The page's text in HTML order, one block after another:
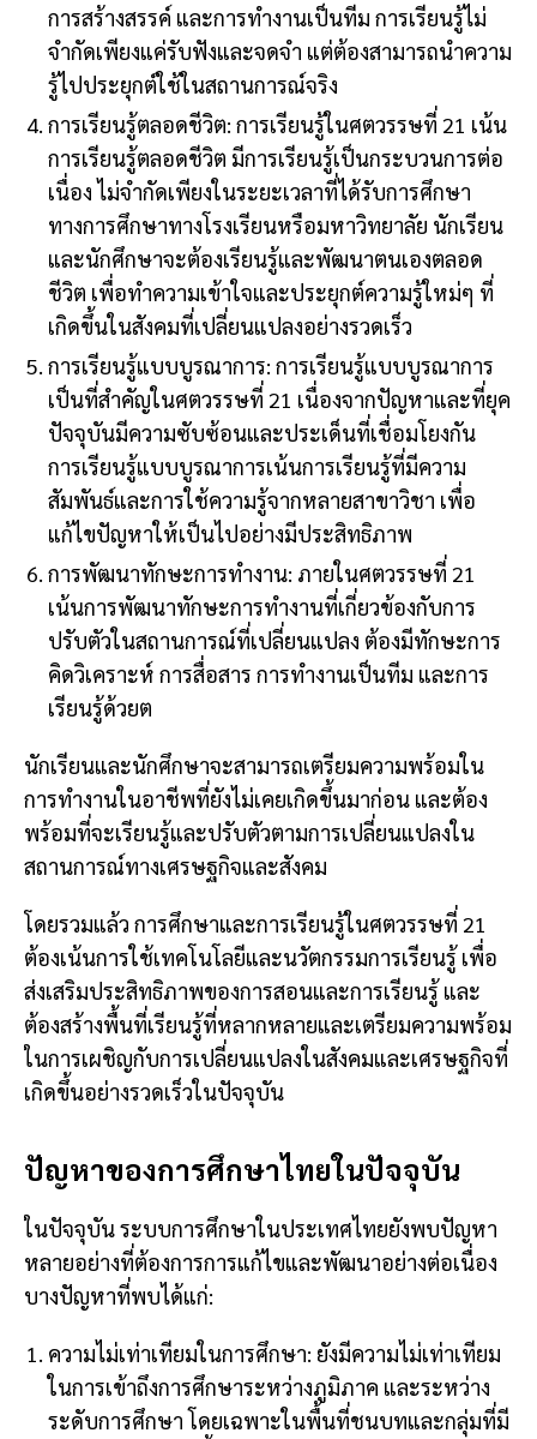
การสร้างสรรค์ และการทำงานเป็นทีม การเรียนรู้ไม่
จำกัดเพียงแค่รับฟังและจดจำ แต่ต้องสามารถนำความ
รู้ไปประยุกต์ใช้ในสถานการณ์จริง
การเรียนรู้ตลอดชีวิต: การเรียนรู้ในศตวรรษที่ 21 เน้น
การเรียนรู้ตลอดชีวิต มีการเรียนรู้เป็นกระบวนการต่อ
เนื่อง ไม่จำกัดเพียงในระยะเวลาที่ได้รับการศึกษา
ทางการศึกษาทางโรงเรียนหรือมหาวิทยาลัย นักเรียน
และนักศึกษาจะต้องเรียนรู้และพัฒนาตนเองตลอด
ชีวิต เพื่อทำความเข้าใจและประยุกต์ความรู้ใหม่ๆ ที่
เกิดขึ้นในสังคมที่เปลี่ยนแปลงอย่างรวดเร็ว
การเรียนรู้แบบบูรณาการ: การเรียนรู้แบบบูรณาการ
เป็นที่สำคัญในศตวรรษที่ 21 เนื่องจากปัญหาและที่ยุค
ปัจจุบันมีความซับซ้อนและประเด็นที่เชื่อมโยงกัน
การเรียนรู้แบบบูรณาการเน้นการเรียนรู้ที่มีความ
สัมพันธ์และการใช้ความรู้จากหลายสาขาวิชา เพื่อ
แก้ไขปัญหาให้เป็นไปอย่างมีประสิทธิภาพ
การพัฒนาทักษะการทำงาน: ภายในศตวรรษที่ 21
เน้นการพัฒนาทักษะการทำงานที่เกี่ยวข้องกับการ
ปรับตัวในสถานการณ์ที่เปลี่ยนแปลง ต้องมีทักษะการ
คิดวิเคราะห์ การสื่อสาร การทำงานเป็นทีม และการ
เรียนรู้ด้วยต
นักเรียนและนักศึกษาจะสามารถเตรียมความพร้อมใน
การทำงานในอาชีพที่ยังไม่เคยเกิดขึ้นมาก่อน และต้อง
พร้อมที่จะเรียนรู้และปรับตัวตามการเปลี่ยนแปลงใน
สถานการณ์ทางเศรษฐกิจและสังคม
โดยรวมแล้ว การศึกษาและการเรียนรู้ในศตวรรษที่ 21
ต้องเน้นการใช้เทคโนโลยีและนวัตกรรมการเรียนรู้ เพื่อ
ส่งเสริมประสิทธิภาพของการสอนและการเรียนรู้ และ
ต้องสร้างพื้นที่เรียนรู้ที่หลากหลายและเตรียมความพร้อม
ในการเผชิญกับการเปลี่ยนแปลงในสังคมและเศรษฐกิจที่
เกิดขึ้นอย่างรวดเร็วในปัจจุบัน
ปัญหาของการศึกษาไทยในปัจจุบัน
ในปัจจุบัน ระบบการศึกษาในประเทศไทยยังพบปัญหา
หลายอย่างที่ต้องการการแก้ไขและพัฒนาอย่างต่อเนื่อง
บางปัญหาที่พบได้แก่:
ความไม่เท่าเทียมในการศึกษา: ยังมีความไม่เท่าเทียม
ในการเข้าถึงการศึกษาระหว่างภูมิภาค และระหว่าง
ระดับการศึกษา โดยเฉพาะในพื้นที่ชนบทและกลุ่มที่มี